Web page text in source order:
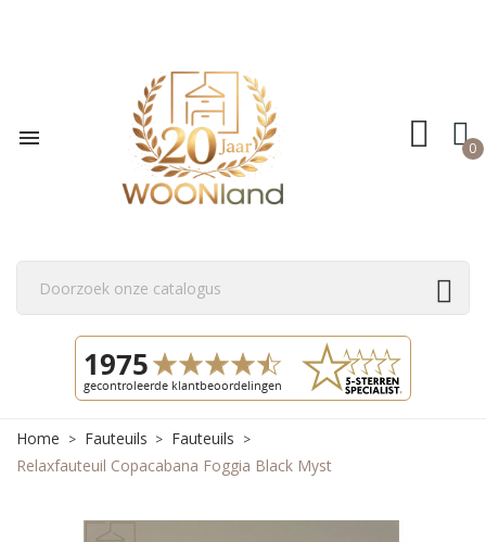
 0
Home Fauteuils
Fauteuils
Relaxfauteuil Copacabana Foggia Black Myst